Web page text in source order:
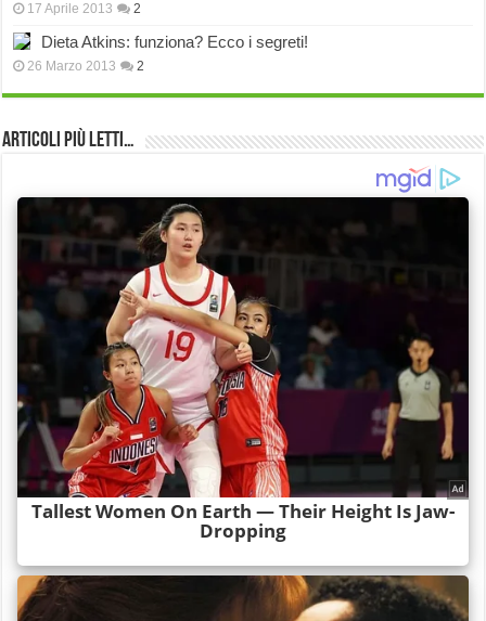
17 Aprile 2013 2
Dieta Atkins: funziona? Ecco i segreti!
26 Marzo 2013 2
Articoli più Letti…